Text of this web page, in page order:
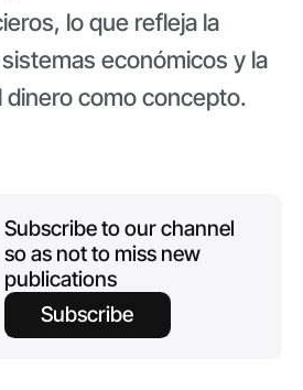
lo que refleja la
económicos y la
dinero como concepto.
Subscribe to our channel
so as not to miss new
publications
Subscribe